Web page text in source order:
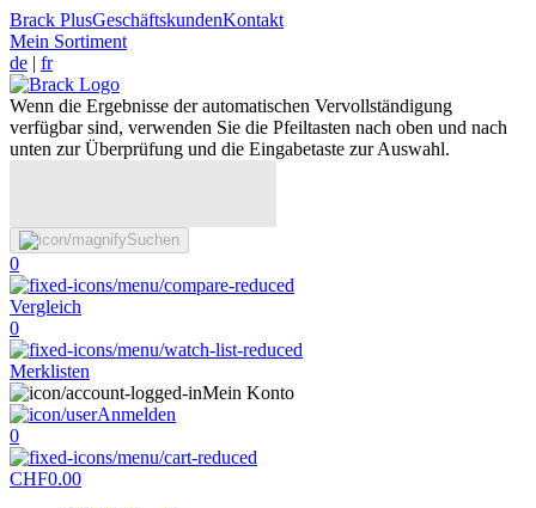
Brack PlusGeschäftskundenKontakt
Mein Sortiment
de | fr
Wenn die Ergebnisse der automatischen Vervollständigung
verfügbar sind, verwenden Sie die Pfeiltasten nach oben und nach
unten zur Überprüfung und die Eingabetaste zur Auswahl.
Suchen
0
Vergleich
0
Merklisten
Mein Konto
Anmelden
0
CHF0.00